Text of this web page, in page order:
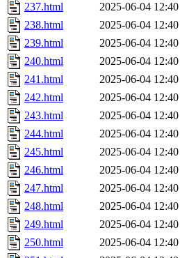
237.html
2025-06-04 12:40
238.html
2025-06-04 12:40
239.html
2025-06-04 12:40
240.html
2025-06-04 12:40
241.html
2025-06-04 12:40
242.html
2025-06-04 12:40
243.html
2025-06-04 12:40
244.html
2025-06-04 12:40
245.html
2025-06-04 12:40
246.html
2025-06-04 12:40
247.html
2025-06-04 12:40
248.html
2025-06-04 12:40
249.html
2025-06-04 12:40
250.html
2025-06-04 12:40